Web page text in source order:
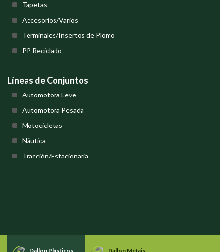
Tapetas
Accesorios/Varios
Terminales/Insertos de Plomo
PP Reciclado
Líneas de Conjuntos
Automotora Leve
Automotora Pesada
Motocicletas
Náutica
Tracción/Estacionaria
Dallon Plásticos Dallon Metais